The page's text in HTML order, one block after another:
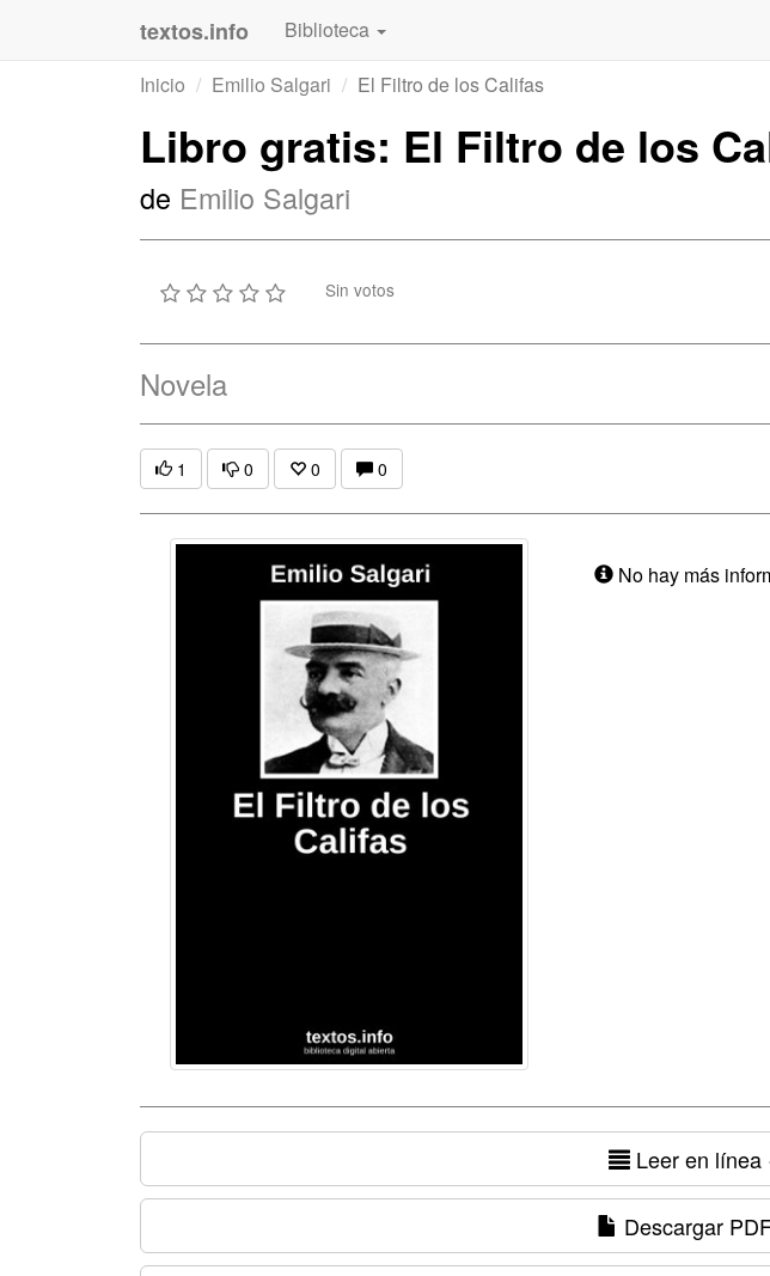
textos.info Biblioteca
Inicio
Emilio Salgari El Filtro de los Califas
Libro gratis: El Filtro de los
de Emilio Salgari
Sin votos
Novela
1 0 0 0
No hay más
Leer en línea
Descargar